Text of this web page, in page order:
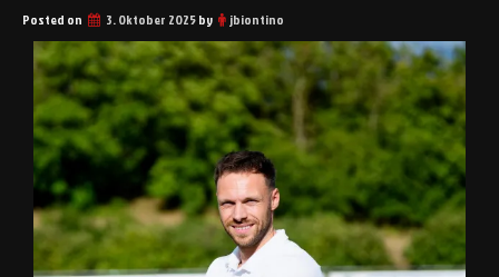
Posted on 3. Oktober 2025by jbiontino